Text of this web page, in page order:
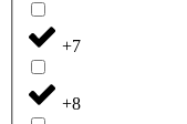
+7
+8